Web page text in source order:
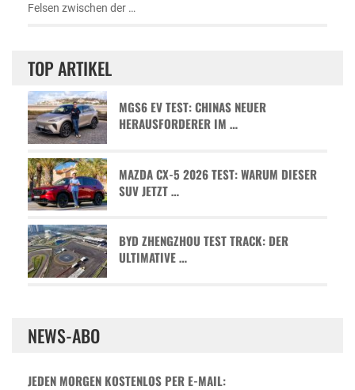
Felsen zwischen der …
TOP ARTIKEL
MGS6 EV TEST: CHINAS NEUER
HERAUSFORDERER IM …
MAZDA CX-5 2026 TEST: WARUM DIESER
SUV JETZT …
BYD ZHENGZHOU TEST TRACK: DER
ULTIMATIVE …
NEWS-ABO
JEDEN MORGEN KOSTENLOS PER E-MAIL: